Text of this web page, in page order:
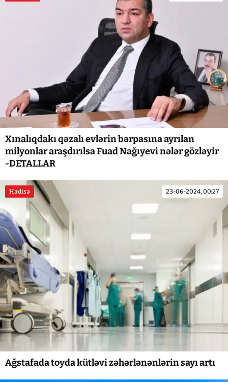
Xınalıqdakı qəzalı evlərin bərpasına ayrılan
milyonlar araşdırılsa Fuad Nağıyevi nələr gözləyir
-DETALLAR
Hadisə 23-06-2024, 00:27
Ağstafada toyda kütləvi zəhərlənənlərin sayı artı